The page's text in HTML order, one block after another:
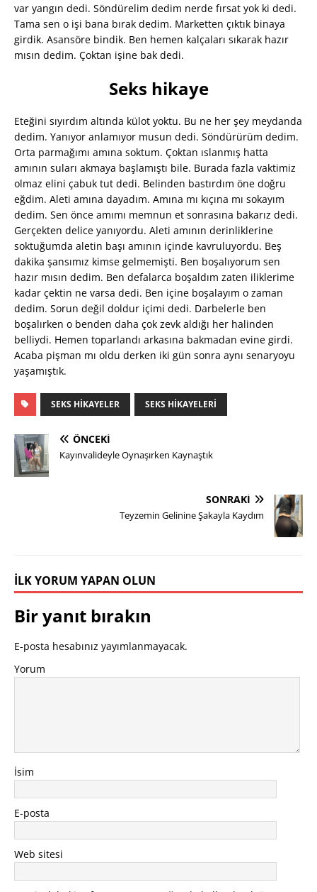
var yangın dedi. Söndürelim dedim nerde fırsat yok ki dedi.
Tama sen o işi bana bırak dedim. Marketten çıktık binaya
girdik. Asansöre bindik. Ben hemen kalçaları sıkarak hazır
mısın dedim. Çoktan işine bak dedi.
Seks hikaye
Eteğini sıyırdım altında külot yoktu. Bu ne her şey meydanda
dedim. Yanıyor anlamıyor musun dedi. Söndürürüm dedim.
Orta parmağımı amına soktum. Çoktan ıslanmış hatta
amının suları akmaya başlamıştı bile. Burada fazla vaktimiz
olmaz elini çabuk tut dedi. Belinden bastırdım öne doğru
eğdim. Aleti amına dayadım. Amına mı kıçına mı sokayım
dedim. Sen önce amımı memnun et sonrasına bakarız dedi.
Gerçekten delice yanıyordu. Aleti amının derinliklerine
soktuğumda aletin başı amının içinde kavruluyordu. Beş
dakika şansımız kimse gelmemişti. Ben boşalıyorum sen
hazır mısın dedim. Ben defalarca boşaldım zaten iliklerime
kadar çektin ne varsa dedi. Ben içine boşalayım o zaman
dedim. Sorun değil doldur içimi dedi. Darbelerle ben
boşalırken o benden daha çok zevk aldığı her halinden
belliydi. Hemen toparlandı arkasına bakmadan evine girdi.
Acaba pişman mı oldu derken iki gün sonra aynı senaryoyu
yaşamıştık.
SEKS HIKAYELER SEKS HIKAYELERI
ÖNCEKI
Kayınvalideyle Oynaşırken Kaynaştık
SONRAKI
Teyzemin Gelinine Şakayla Kaydım
İLK YORUM YAPAN OLUN
Bir yanıt bırakın
E-posta hesabınız yayımlanmayacak.
Yorum
İsim
E-posta
Web sitesi